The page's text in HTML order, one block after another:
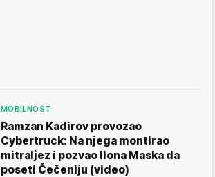
MOBILNOST
Ramzan Kadirov provozao
Cybertruck: Na njega montirao
mitraljez i pozvao Ilona Maska da
poseti Čečeniju (video)